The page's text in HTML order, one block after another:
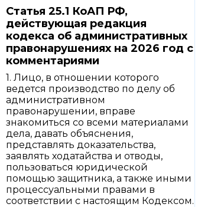
Статья 25.1 КоАП РФ,
действующая редакция
кодекса об административных
правонарушениях на 2026 год с
комментариями
1. Лицо, в отношении которого
ведется производство по делу об
административном
правонарушении, вправе
знакомиться со всеми материалами
дела, давать объяснения,
представлять доказательства,
заявлять ходатайства и отводы,
пользоваться юридической
помощью защитника, а также иными
процессуальными правами в
соответствии с настоящим Кодексом.